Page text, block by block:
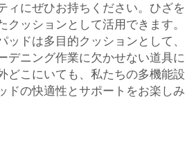
ィにぜひお持ちください。ひざを
クッションとして活用できます。
ッドは多目的クッションとして、
デニング作業に欠かせない道具に
どこにいても、私たちの多機能設
ドの快適性とサポートをお楽しみ